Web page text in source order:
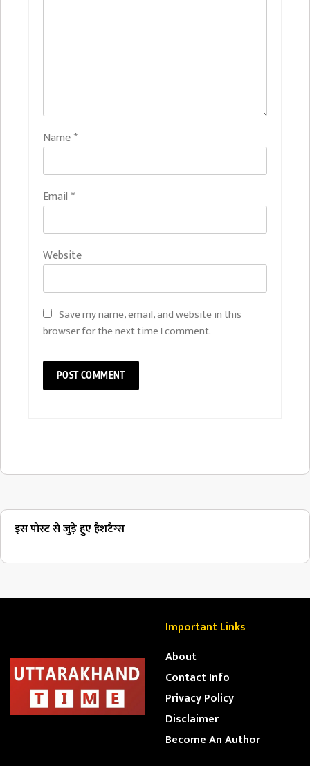
Name*
Email *
Website
Save my name, email, and website in this
browser for the next time I comment.
इस पोस्ट से जुड़े हुए हैशटैग्स
Important Links
About
Contact Info
Privacy Policy
Disclaimer
Become An Author